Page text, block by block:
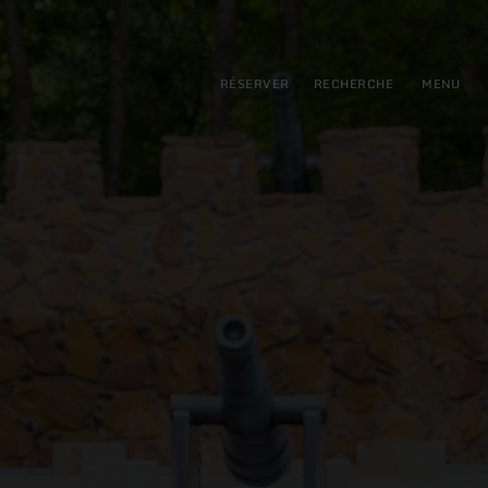
RÉSERVER RECHERCHE MENU